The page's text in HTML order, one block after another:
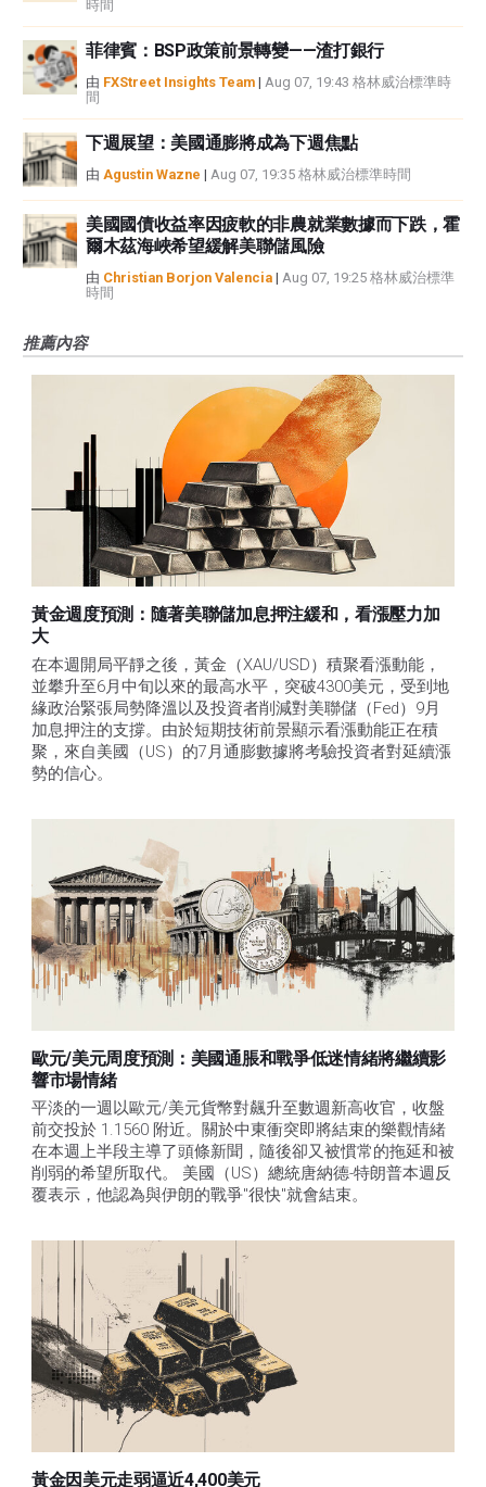
時間
菲律賓：BSP政策前景轉變——渣打銀行
由 FXStreet Insights Team | Aug 07, 19:43 格林威治標準時
間
下週展望：美國通膨將成為下週焦點
由 Agustin Wazne | Aug 07, 19:35 格林威治標準時間
美國國債收益率因疲軟的非農就業數據而下跌，霍
爾木茲海峽希望緩解美聯儲風險
由 Christian Borjon Valencia | Aug 07, 19:25 格林威治標準
時間
推薦內容
黃金週度預測：隨著美聯儲加息押注緩和，看漲壓力加
大
在本週開局平靜之後，黃金（XAU/USD）積聚看漲動能，
並攀升至6月中旬以來的最高水平，突破4300美元，受到地
緣政治緊張局勢降溫以及投資者削減對美聯儲（Fed）9月
加息押注的支撐。由於短期技術前景顯示看漲動能正在積
聚，來自美國（US）的7月通膨數據將考驗投資者對延續漲
勢的信心。
歐元/美元周度預測：美國通脹和戰爭低迷情緒將繼續影
響市場情緒
平淡的一週以歐元/美元貨幣對飆升至數週新高收官，收盤
前交投於 1.1560 附近。關於中東衝突即將結束的樂觀情緒
在本週上半段主導了頭條新聞，隨後卻又被慣常的拖延和被
削弱的希望所取代。 美國（US）總統唐納德-特朗普本週反
覆表示，他認為與伊朗的戰爭"很快"就會結束。
黃金因美元走弱逼近4,400美元